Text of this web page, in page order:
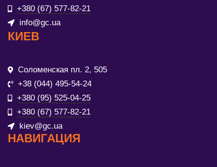
+380 (67) 577-82-21
info@gc.ua
КИЕВ
Соломенская пл. 2, 505
+38 (044) 495-54-24
+380 (95) 525-04-25
+380 (67) 577-82-21
kiev@gc.ua
НАВИГАЦИЯ